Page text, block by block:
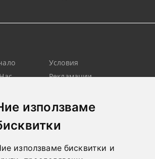
използваме
използваме бисквитки и
Условия
Рекламации
Новини